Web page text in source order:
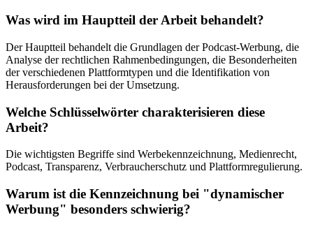
Was wird im Hauptteil der Arbeit behandelt?
Der Hauptteil behandelt die Grundlagen der Podcast-Werbung, die
Analyse der rechtlichen Rahmenbedingungen, die Besonderheiten
der verschiedenen Plattformtypen und die Identifikation von
Herausforderungen bei der Umsetzung.
Welche Schlüsselwörter charakterisieren diese
Arbeit?
Die wichtigsten Begriffe sind Werbekennzeichnung, Medienrecht,
Podcast, Transparenz, Verbraucherschutz und Plattformregulierung.
Warum ist die Kennzeichnung bei "dynamischer
Werbung" besonders schwierig?